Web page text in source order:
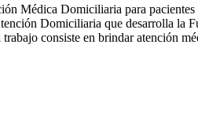
Médica Domiciliaria para
Domiciliaria que desarrolla
consiste en brindar atención